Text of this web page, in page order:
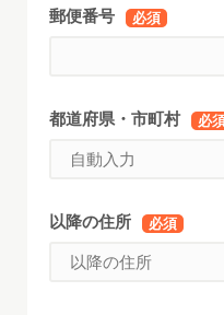
郵便番号 必須
都道府県・市町村 必
以降の住所 必須